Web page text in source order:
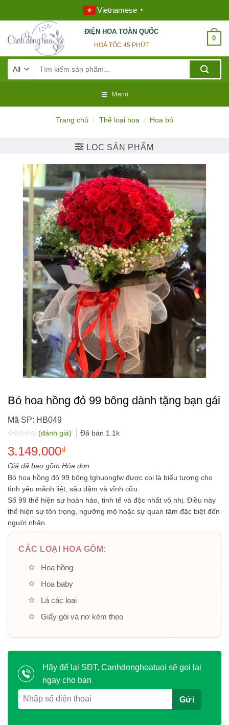
to
content
Vietnamese ▼
ĐIỆN HOA TOÀN QUỐC
HOẢ TỐC 45 PHÚT
0
kiếm:
Menu
Trang chủ / Thể loại hoa / Hoa bó
LỌC SẢN PHẨM
Bó hoa hồng đỏ 99 bông dành tặng bạn gái
Mã SP: HB049
xếp
hạng
5
sao
(đánh giá) Đã bán 1.1k
3.149.000₫
Giá đã bao gồm Hóa đơn
Bó hoa hồng đỏ 99 bông tghuongfw được coi là biểu tượng cho
tình yêu mãnh liệt, sâu đậm và vĩnh cữu.
Số 99 thể hiện sự hoàn hảo, tinh tế và độc nhất vô nhị. Điều này
thể hiện sự tôn trọng, ngưỡng mộ hoặc sự quan tâm đặc biệt đến
người nhận.
CÁC LOẠI HOA GỒM:
Hoa hồng
Hoa baby
Lá các loại
Giấy gói và nơ kèm theo
Hãy để lại SĐT, Canhdonghoatuoi sẽ gọi lại
ngay cho bạn